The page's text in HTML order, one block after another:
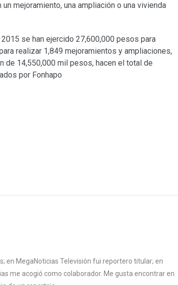
mejoramiento, una ampliación o una vivienda
se han ejercido 27,600,000 pesos para
realizar 1,849 mejoramientos y ampliaciones,
de 14,550,000 mil pesos, hacen el total de
por Fonhapo
en MegaNoticias Televisión fui reportero titular; en
me acogió como colaborador. Me gusta encontrar en